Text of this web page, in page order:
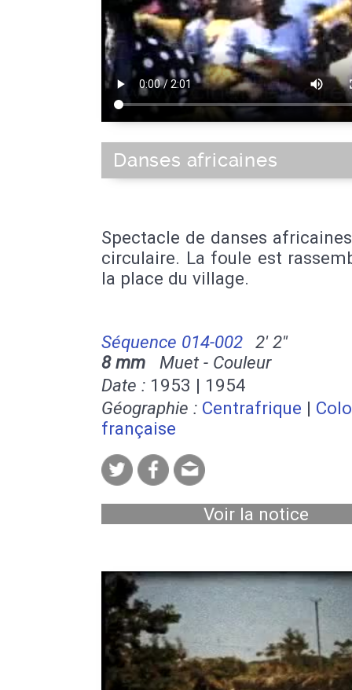
Danses africaines
Spectacle de danses
circulaire. La foule est
la place du village.
Séquence 014-002
2' 2''
8 mm Muet - Couleur
Date : 1953 | 1954
Géographie : Centrafrique |
française
Voir la notice